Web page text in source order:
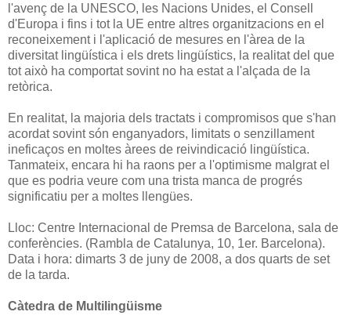
l'avenç de la UNESCO, les Nacions Unides, el Consell
d'Europa i fins i tot la UE entre altres organitzacions en el
reconeixement i l'aplicació de mesures en l'àrea de la
diversitat lingüística i els drets lingüístics, la realitat del que
tot això ha comportat sovint no ha estat a l'alçada de la
retòrica.
En realitat, la majoria dels tractats i compromisos que s'han
acordat sovint són enganyadors, limitats o senzillament
ineficaços en moltes àrees de reivindicació lingüística.
Tanmateix, encara hi ha raons per a l'optimisme malgrat el
que es podria veure com una trista manca de progrés
significatiu per a moltes llengües.
Lloc: Centre Internacional de Premsa de Barcelona, sala de
conferències. (Rambla de Catalunya, 10, 1er. Barcelona).
Data i hora: dimarts 3 de juny de 2008, a dos quarts de set
de la tarda.
Càtedra de Multilingüisme